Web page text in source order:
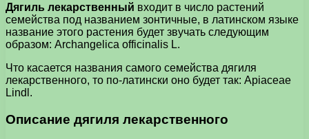
Дягиль лекарственный входит в число растений
семейства под названием зонтичные, в латинском языке
название этого растения будет звучать следующим
образом: Archangelica officinalis L.
Что касается названия самого семейства дягиля
лекарственного, то по-латински оно будет так: Apiaceae
Lindl.
Описание дягиля лекарственного